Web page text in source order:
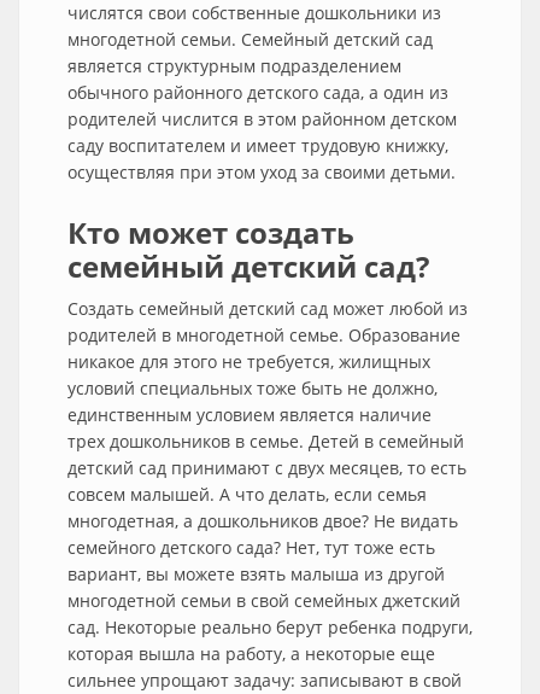
числятся свои собственные дошкольники из
многодетной семьи. Семейный детский сад
является структурным подразделением
обычного районного детского сада, а один из
родителей числится в этом районном детском
саду воспитателем и имеет трудовую книжку,
осуществляя при этом уход за своими детьми.
Кто может создать
семейный детский сад?
Создать семейный детский сад может любой из
родителей в многодетной семье. Образование
никакое для этого не требуется, жилищных
условий специальных тоже быть не должно,
единственным условием является наличие
трех дошкольников в семье. Детей в семейный
детский сад принимают с двух месяцев, то есть
совсем малышей. А что делать, если семья
многодетная, а дошкольников двое? Не видать
семейного детского сада? Нет, тут тоже есть
вариант, вы можете взять малыша из другой
многодетной семьи в свой семейных джетский
сад. Некоторые реально берут ребенка подруги,
которая вышла на работу, а некоторые еще
сильнее упрощают задачу: записывают в свой